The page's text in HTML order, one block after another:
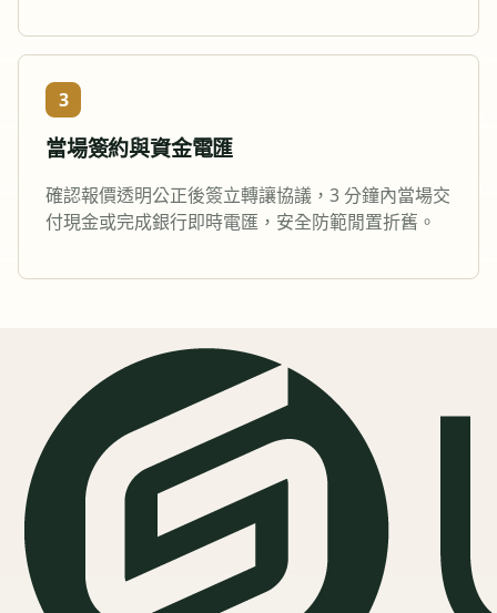
3
當場簽約與資金電匯
確認報價透明公正後簽立轉讓協議，3 分鐘內當場交
付現金或完成銀行即時電匯，安全防範閒置折舊。